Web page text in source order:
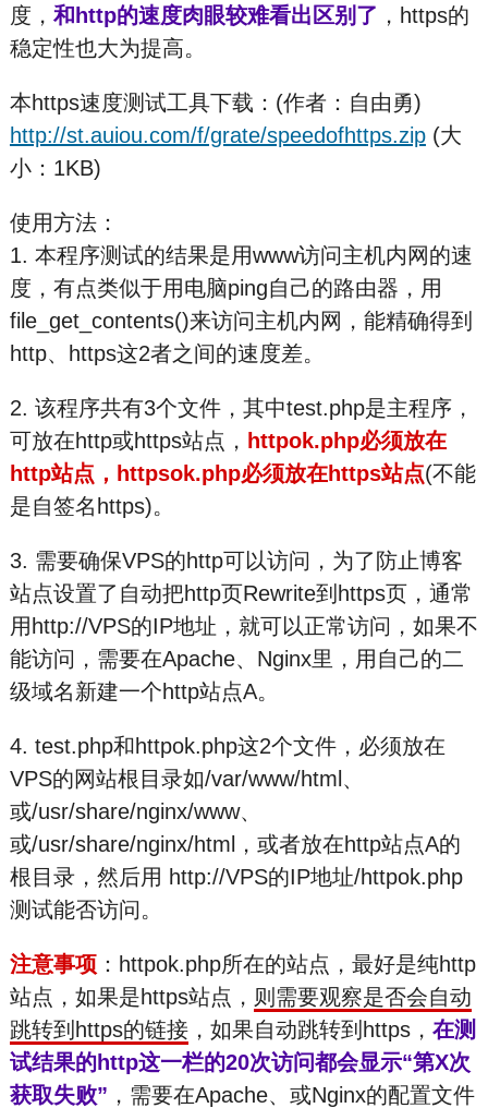
度， 和http的速度肉眼较难看出区别了 ，https的
稳定性也大为提高。
本https速度测试工具下载：(作者：自由勇)
http://st.auiou.com/f/grate/speedofhttps.zip(大
小：1KB)
使用方法：
1. 本程序测试的结果是用www访问主机内网的速
度，有点类似于用电脑ping自己的路由器，用
file_get_contents()来访问主机内网，能精确得到
http、https这2者之间的速度差。
2. 该程序共有3个文件，其中test.php是主程序，
可放在http或https站点， httpok.php必须放在
http站点，httpsok.php必须放在https站点(不能
是自签名https)。
3. 需要确保VPS的http可以访问，为了防止博客
站点设置了自动把http页Rewrite到https页，通常
用http://VPS的IP地址，就可以正常访问，如果不
能访问，需要在Apache、Nginx里，用自己的二
级域名新建一个http站点A。
4. test.php和httpok.php这2个文件，必须放在
VPS的网站根目录如/var/www/html、
或/usr/share/nginx/www、
或/usr/share/nginx/html，或者放在http站点A的
根目录，然后用 http://VPS的IP地址/httpok.php
测试能否访问。
注意事项：httpok.php所在的站点，最好是纯http
站点，如果是https站点， 则需要观察是否会自动
跳转到https的链接，如果自动跳转到https， 在测
试结果的http这一栏的20次访问都会显示“第X次
获取失败” ，需要在Apache、或Nginx的配置文件